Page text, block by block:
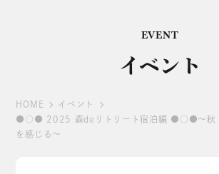
EVENT
イベント
HOME
イベント
●○● 2025 森deリトリート宿泊編 ●○●～秋・
を感じる～